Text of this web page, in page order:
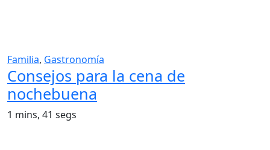
Familia, Gastronomía
Consejos para la cena de
nochebuena
1 mins, 41 segs